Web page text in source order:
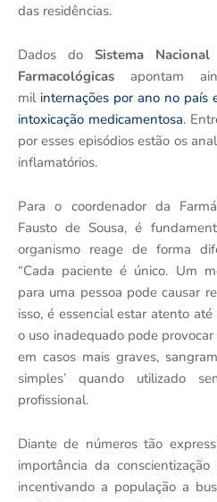
das residências.
Dados do Sistema
Farmacológicas apontam
mil internações por ano no país
intoxicação medicamentosa.
por esses episódios estão os
inflamatórios.
Para o coordenador da
Fausto de Sousa, é
organismo reage de forma
“Cada paciente é único. Um
para uma pessoa pode causar
isso, é essencial estar atento
o uso inadequado pode
em casos mais graves,
simples’ quando utilizado
profissional.
Diante de números tão
importância da
incentivando a população a